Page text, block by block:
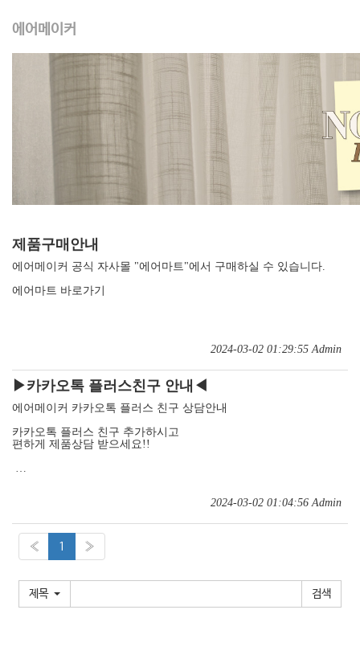
에어메이커
제품구매안내
에어메이커 공식 자사몰 "에어마트"에서 구매하실 수 있습니다.
에어마트 바로가기
2024-03-02 01:29:55 Admin
▶카카오톡 플러스친구 안내◀
에어메이커 카카오톡 플러스 친구 상담안내
카카오톡 플러스 친구 추가하시고
편하게 제품상담 받으세요!!
2024-03-02 01:04:56 Admin
« 1 »
제목